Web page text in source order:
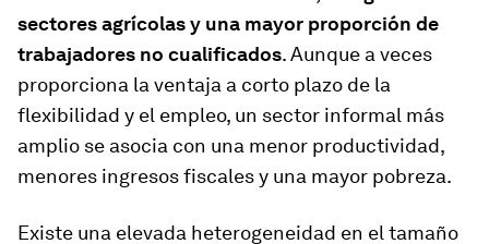
sectores agrícolas y una mayor proporción de
trabajadores no cualificados. Aunque a veces
proporciona la ventaja a corto plazo de la
flexibilidad y el empleo, un sector informal más
amplio se asocia con una menor productividad,
menores ingresos fiscales y una mayor pobreza.
Existe una elevada heterogeneidad en el tamaño